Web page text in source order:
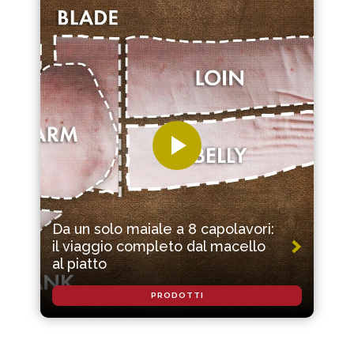
Da un solo maiale a 8 capolavori:
il viaggio completo dal macello
al piatto
PRODOTTI